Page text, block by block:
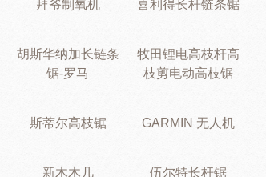
拜爷制氧机 喜利得长杆链条锯
胡斯华纳加长链条
锯-罗马
牧田锂电高枝杆高
枝剪电动高枝锯
斯蒂尔高枝锯 GARMIN 无人机
新木木几 伍尔特长杆锯